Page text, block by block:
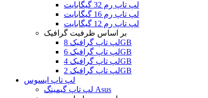
لپ تاپ رم 32 گیگابایت
لپ تاپ رم 16 گیگابایت
لپ تاپ رم 12 گیگابایت
بر اساس ظرفیت گرافیک
لپ تاپ گرافیک 8GB
لپ تاپ گرافیک 6GB
لپ تاپ گرافیک 4GB
لپ تاپ گرافیک 2GB
لپ تاپ ایسوس
لپ تاپ گیمینگ Asus